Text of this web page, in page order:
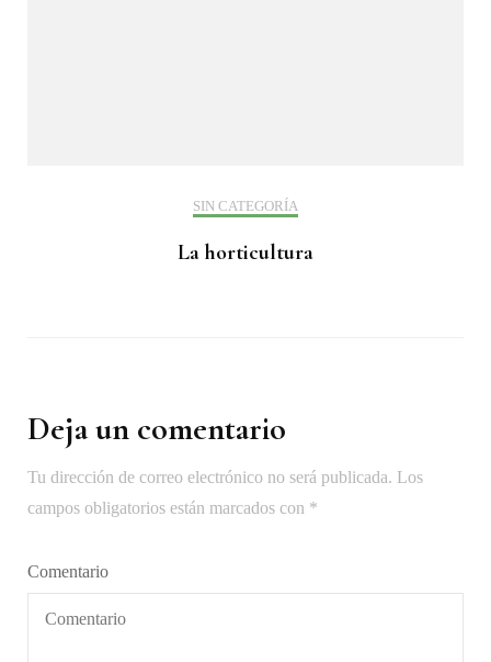
SIN CATEGORÍA
La horticultura
Deja un comentario
Tu dirección de correo electrónico no será publicada. Los
campos obligatorios están marcados con *
Comentario